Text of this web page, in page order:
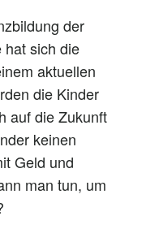
der
hat sich die
aktuellen
die Kinder
auf die Zukunft
keinen
Geld und
man tun, um